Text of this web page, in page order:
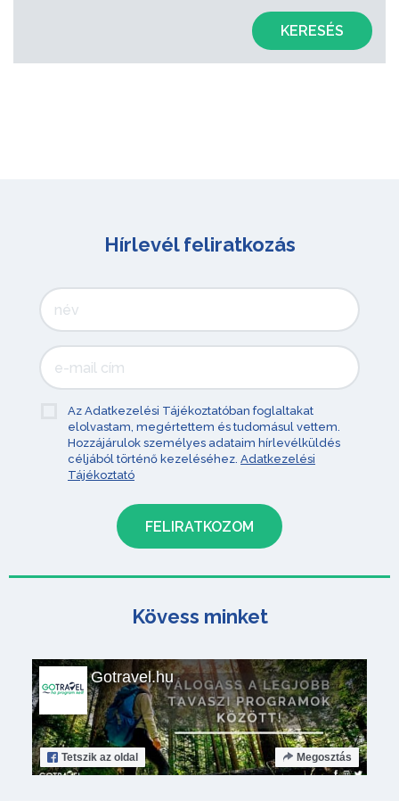
KERESÉS
Hírlevél feliratkozás
Az Adatkezelési Tájékoztatóban foglaltakat
elolvastam, megértettem és tudomásul vettem.
Hozzájárulok személyes adataim hírlevélküldés
céljából történő kezeléséhez. Adatkezelési
Tájékoztató
Kövess minket
Gotravel.hu
Tetszik az oldal Megosztás